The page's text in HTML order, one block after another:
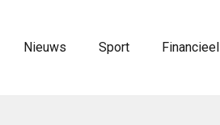
Nieuws Sport Financieel